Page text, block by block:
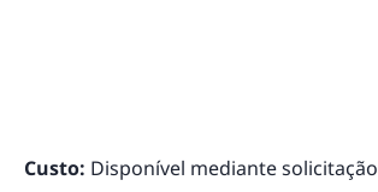
Custo: Disponível mediante solicitação